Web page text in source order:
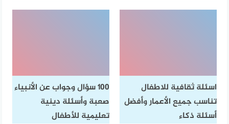
اسئلة ثقافية للاطفال
تناسب جميع الأعمار وأفضل
أسئلة ذكاء
100 سؤال وجواب عن الأنبياء
صعبة وأسئلة دينية
تعليمية للأطفال